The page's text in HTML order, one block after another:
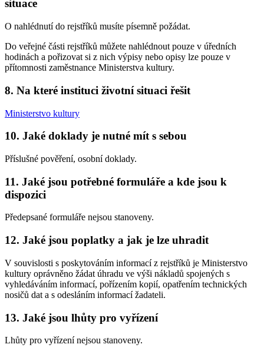
situace
O nahlédnutí do rejstříků musíte písemně požádat.
Do veřejné části rejstříků můžete nahlédnout pouze v úředních
hodinách a pořizovat si z nich výpisy nebo opisy lze pouze v
přítomnosti zaměstnance Ministerstva kultury.
8. Na které instituci životní situaci řešit
Ministerstvo kultury
10. Jaké doklady je nutné mít s sebou
Příslušné pověření, osobní doklady.
11. Jaké jsou potřebné formuláře a kde jsou k
dispozici
Předepsané formuláře nejsou stanoveny.
12. Jaké jsou poplatky a jak je lze uhradit
V souvislosti s poskytováním informací z rejstříků je Ministerstvo
kultury oprávněno žádat úhradu ve výši nákladů spojených s
vyhledáváním informací, pořízením kopií, opatřením technických
nosičů dat a s odesláním informací žadateli.
13. Jaké jsou lhůty pro vyřízení
Lhůty pro vyřízení nejsou stanoveny.